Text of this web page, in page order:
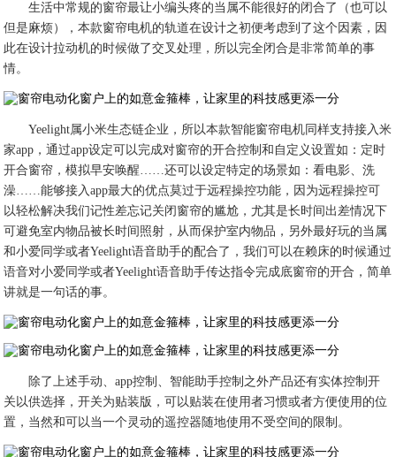
生活中常规的窗帘最让小编头疼的当属不能很好的闭合了（也可以
但是麻烦），本款窗帘电机的轨道在设计之初便考虑到了这个因素，因
此在设计拉动机的时候做了交叉处理，所以完全闭合是非常简单的事
情。
Yeelight属小米生态链企业，所以本款智能窗帘电机同样支持接入米
家app，通过app设定可以完成对窗帘的开合控制和自定义设置如：定时
开合窗帘，模拟早安唤醒……还可以设定特定的场景如：看电影、洗
澡……能够接入app最大的优点莫过于远程操控功能，因为远程操控可
以轻松解决我们记性差忘记关闭窗帘的尴尬，尤其是长时间出差情况下
可避免室内物品被长时间照射，从而保护室内物品，另外最好玩的当属
和小爱同学或者Yeelight语音助手的配合了，我们可以在赖床的时候通过
语音对小爱同学或者Yeelight语音助手传达指令完成底窗帘的开合，简单
讲就是一句话的事。
除了上述手动、app控制、智能助手控制之外产品还有实体控制开
关以供选择，开关为贴装版，可以贴装在使用者习惯或者方便使用的位
置，当然和可以当一个灵动的遥控器随地使用不受空间的限制。